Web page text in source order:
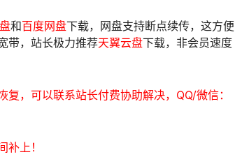
和百度网盘下载，网盘支持断点续传，这方便
带，站长极力推荐天翼云盘下载，非会员速度
，可以联系站长付费协助解决，QQ/微信：
上！